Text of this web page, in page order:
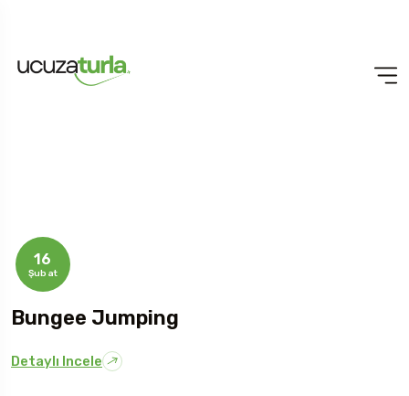
16
Şubat
Bungee Jumping
Detaylı Incele